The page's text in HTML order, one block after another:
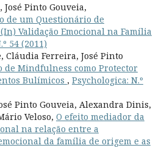
Pinto Gouveia,
de um Questionário de
Validação Emocional na Família
54 (2011)
Cláudia Ferreira, José Pinto
de Mindfulness como Protector
Bulímicos , Psychologica: N.º
Pinto Gouveia, Alexandra Dinis,
Veloso, O efeito mediador da
na relação entre a
da família de origem e as